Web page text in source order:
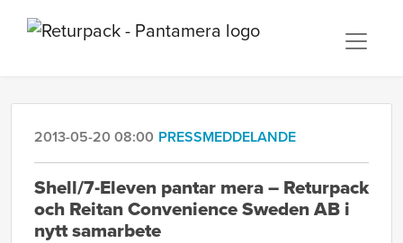
2013-05-20 08:00 PRESSMEDDELANDE
Shell/7-Eleven pantar mera – Returpack
och Reitan Convenience Sweden AB i
nytt samarbete